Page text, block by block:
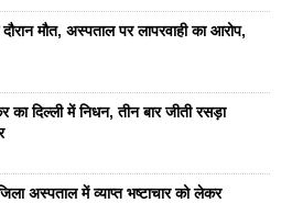
मौत, अस्पताल पर लापरवाही का आरोप,
दिल्ली में निधन, तीन बार जीती रसड़ा
अस्पताल में व्याप्त भष्टाचार को लेकर